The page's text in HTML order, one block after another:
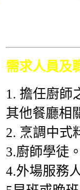
需求人員及
1. 擔任廚師
其他餐廳相
2. 烹調中式
3.廚師學徒
4.外場服務